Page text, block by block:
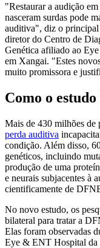
"Restaurar a audição
nasceram surdas pode
auditiva", diz o principal
diretor do Centro de
Genética afiliado ao
em Xangai. "Estes
muito promissora e
Como o
Mais de 430 milhões de
perda auditiva
condição. Além disso,
genéticos, incluindo
produção de uma
e neurais subjacentes à
cientificamente de
No novo estudo, os
bilateral para tratar a
Elas foram observadas
Eye & ENT Hospital da